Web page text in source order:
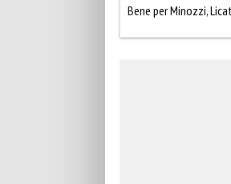
Bene per Minozzi,